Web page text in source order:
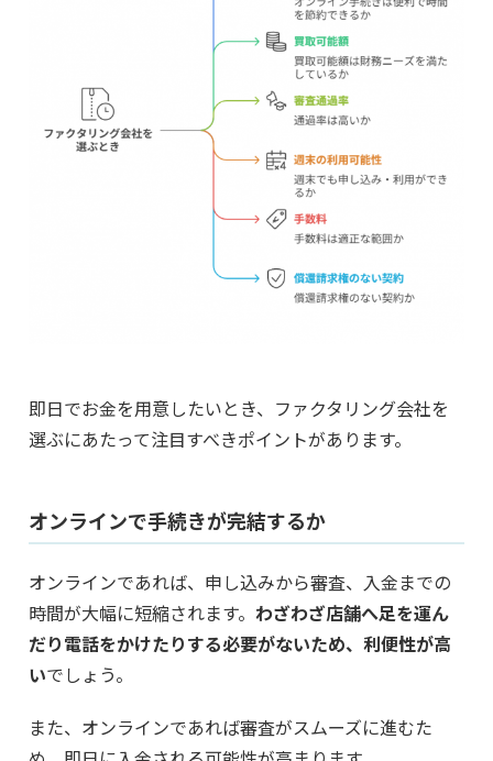
即日でお金を用意したいとき、ファクタリング会社を
選ぶにあたって注目すべきポイントがあります。
オンラインで手続きが完結するか
オンラインであれば、申し込みから審査、入金までの
時間が大幅に短縮されます。 わざわざ店舗へ足を運ん
だり電話をかけたりする必要がないため、利便性が高
いでしょう。
また、オンラインであれば審査がスムーズに進むた